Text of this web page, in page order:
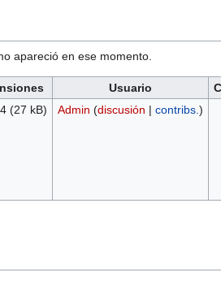
apareció en ese momento.
Usuario
(27 kB) Admin (discusión | contribs.)